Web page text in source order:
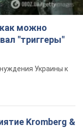
можно
"триггеры"
Украины к
Kromberg &